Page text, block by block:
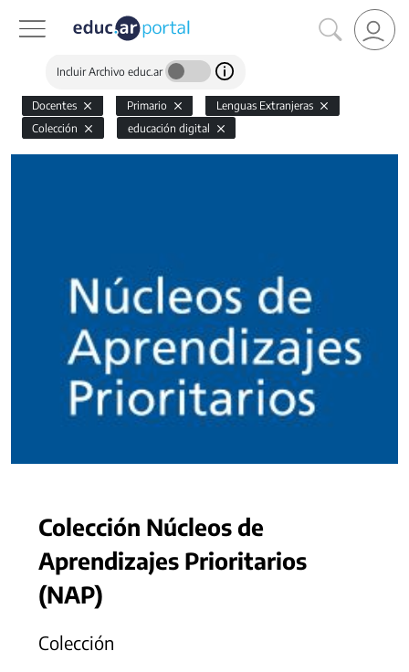
Incluir Archivo educ.ar
Docentes Primario
Lenguas Extranjeras
Colección
educación digital
Colección Núcleos de
Aprendizajes Prioritarios
(NAP)
Colección